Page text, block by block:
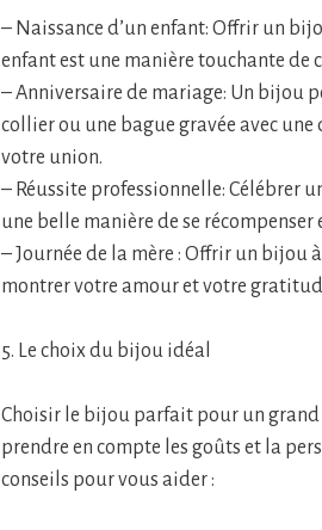
– Naissance d’un enfant: Offrir un
enfant est une manière touchante de
– Anniversaire de mariage: Un bijou
collier ou une bague gravée avec
votre union.
– Réussite professionnelle: Célébrer
une belle manière de se récompenser
– Journée de la mère : Offrir un bijou
montrer votre amour et votre
5. Le choix du bijou idéal
Choisir le bijou parfait pour un
prendre en compte les goûts et la
conseils pour vous aider :